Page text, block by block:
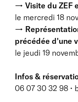
Physiquement,
également un
dotés d’un très
toutefois une
toujours eu le
encore souvent -
Non pas – et
→ Visite du ZEF
le mercredi 18
→
précédée d'une
le jeudi 19
Infos &
06 07 30 32 98 •